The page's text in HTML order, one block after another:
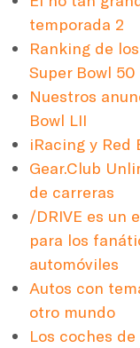
temporada 2
Ranking de
Super Bowl 50
Nuestros
Bowl LII
iRacing y Red
Gear.Club
de carreras
/DRIVE es un
para los
automóviles
Autos con
otro mundo
Los coches